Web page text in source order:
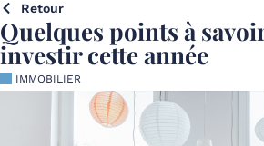
Retour
Quelques points à
investir cette année
IMMOBILIER